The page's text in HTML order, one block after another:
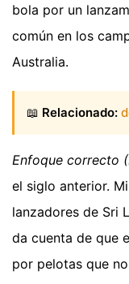
bola por un
común en los
Australia.
📖 Relacionado:
Enfoque correcto
el siglo anterior.
lanzadores de Sri
da cuenta de que
por pelotas que